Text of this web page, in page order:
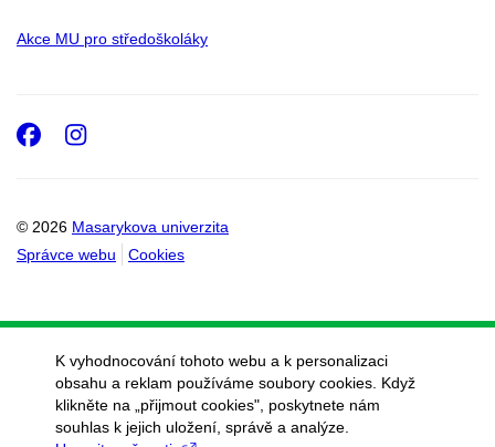
Akce MU pro středoškoláky
© 2026 Masarykova univerzita
Správce webu
Cookies
Facebook
Instagram
K vyhodnocování tohoto webu a k personalizaci
obsahu a reklam používáme soubory cookies. Když
klikněte na „přijmout cookies", poskytnete nám
souhlas k jejich uložení, správě a analýze.